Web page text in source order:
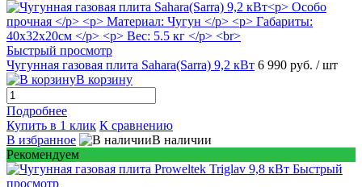
Быстрый просмотр
Чугунная газовая плита Sahara(Sarra) 9,2 кВт 6 990 руб. / шт
В корзину
Подробнее
Купить в 1 клик К сравнению
В избранное
В наличии
Рекомендуем
Быстрый
просмотр